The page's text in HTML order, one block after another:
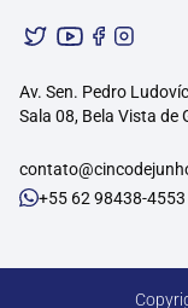
Av. Sen. Pedro
Sala 08, Bela Vista de
+55 62 98438-4553